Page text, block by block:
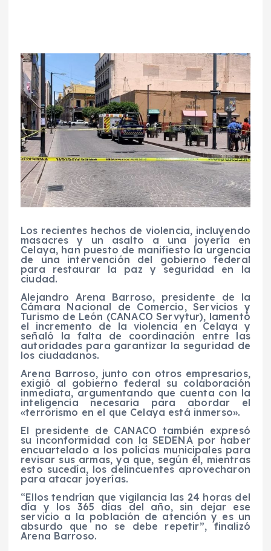
Los recientes hechos de violencia, incluyendo
masacres y un asalto a una joyería en
Celaya, han puesto de manifiesto la urgencia
de una intervención del gobierno federal
para restaurar la paz y seguridad en la
ciudad.
Alejandro Arena Barroso, presidente de la
Cámara Nacional de Comercio, Servicios y
Turismo de León (CANACO Servytur), lamentó
el incremento de la violencia en Celaya y
señaló la falta de coordinación entre las
autoridades para garantizar la seguridad de
los ciudadanos.
Arena Barroso, junto con otros empresarios,
exigió al gobierno federal su colaboración
inmediata, argumentando que cuenta con la
inteligencia necesaria para abordar el
«terrorismo en el que Celaya está inmerso».
El presidente de CANACO también expresó
su inconformidad con la SEDENA por haber
encuartelado a los policías municipales para
revisar sus armas, ya que, según él, mientras
esto sucedía, los delincuentes aprovecharon
para atacar joyerías.
“Ellos tendrían que vigilancia las 24 horas del
día y los 365 días del año, sin dejar ese
servicio a la población de atención y es un
absurdo que no se debe repetir”, finalizó
Arena Barroso.